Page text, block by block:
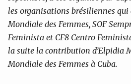
les organisations brésiliennes
Mondiale des Femmes, SOF
Feminista et CF8 Centro
la suite la contribution d’Elpidia
Mondiale des Femmes à Cuba.